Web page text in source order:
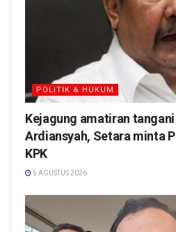
POLITIK & HUKUM
Kejagung amatiran
Ardiansyah, Setara minta
KPK
5 AGUSTUS 2026